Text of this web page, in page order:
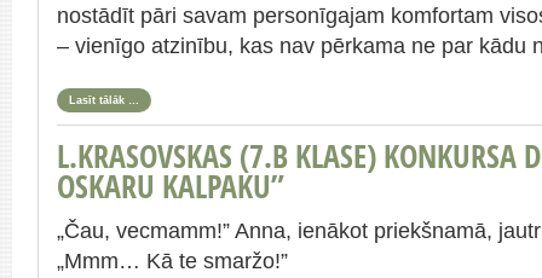
nostādīt pāri savam personīgajam komfortam
– vienīgo atzinību, kas nav pērkama ne par kādu
Lasīt tālāk …
L.KRASOVSKAS (7.B KLASE) KONKURSA
OSKARU KALPAKU”
„Čau, vecmamm!” Anna, ienākot priekšnamā,
„Mmm… Kā te smaržo!”